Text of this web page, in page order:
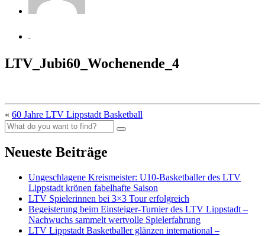
-
LTV_Jubi60_Wochenende_4
« 60 Jahre LTV Lippstadt Basketball
Neueste Beiträge
Ungeschlagene Kreismeister: U10-Basketballer des LTV
Lippstadt krönen fabelhafte Saison
LTV Spielerinnen bei 3×3 Tour erfolgreich
Begeisterung beim Einsteiger-Turnier des LTV Lippstadt –
Nachwuchs sammelt wertvolle Spielerfahrung
LTV Lippstadt Basketballer glänzen international –